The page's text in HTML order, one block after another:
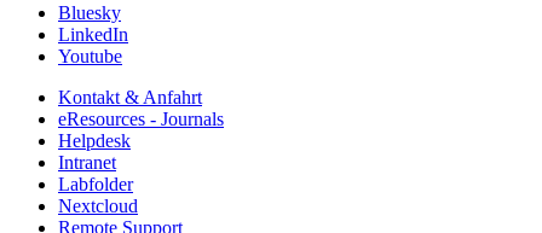
Bluesky
LinkedIn
Youtube
Kontakt & Anfahrt
eResources - Journals
Helpdesk
Intranet
Labfolder
Nextcloud
Remote Support